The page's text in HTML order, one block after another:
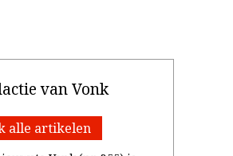
van Vonk
alle artikelen